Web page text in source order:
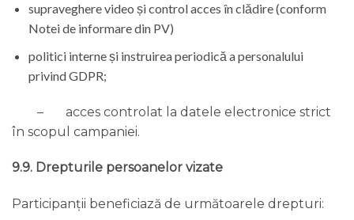
supraveghere video și control acces în clădire (conform
Notei de informare din PV)
politici interne și instruirea periodică a personalului
privind GDPR;
– acces controlat la datele electronice strict
în scopul campaniei.
9.9. Drepturile persoanelor vizate
Participanții beneficiază de următoarele drepturi: